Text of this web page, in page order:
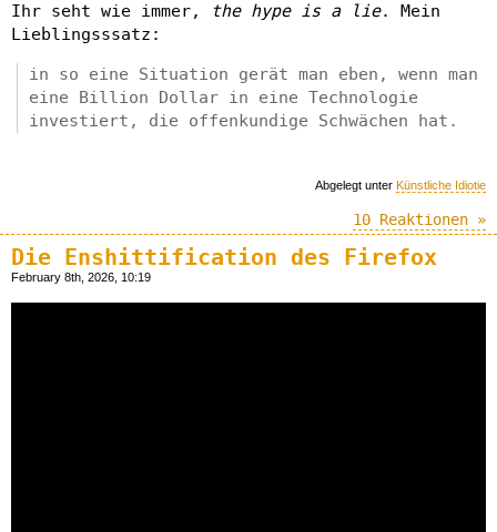
Ihr seht wie immer,
the hype is a lie. Mein
Lieblingsssatz:
in so eine Situation gerät man eben, wenn man
eine Billion Dollar in eine Technologie
investiert, die offenkundige Schwächen hat.
Abgelegt unter Künstliche Idiotie
10 Reaktionen »
Die Enshittification des Firefox
February 8th, 2026, 10:19